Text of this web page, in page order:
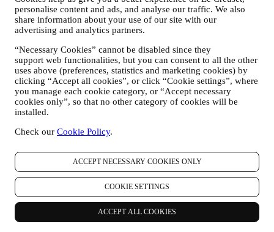
personalise content and ads, and analyse our traffic. We also
share information about your use of our site with our
advertising and analytics partners.
“Necessary Cookies” cannot be disabled since they
support web functionalities, but you can consent to all the other
uses above (preferences, statistics and marketing cookies) by
clicking “Accept all cookies”, or click “Cookie settings”, where
you manage each cookie category, or “Accept necessary
cookies only”, so that no other category of cookies will be
installed.
Check our Cookie Policy.
ACCEPT NECESSARY COOKIES ONLY
COOKIE SETTINGS
ACCEPT ALL COOKIES
esercitata nei momenti in cui i dati personali vengono raccolti
spuntando la casella di controllo appropriata.
comunicazioni di marketing e dei nostri aggiornamenti in qualsiasi
momento, gratuitamente, attraverso le modalità presenti nelle
comunicazioni stesse (ad esempio, cliccando sul pulsante
“Unsubscribe” (Annulla iscrizione) in fondo a qualsiasi newsletter.
Se desiderate interrompere qualsiasi delle nostre attività di
marketing, potete inviarci un’email all’indirizzo
privacy@lecreuset.com
annullamento dell’iscrizione il prima possibile, ma in alcune
circostanze potreste continuare a ricevere qualche messaggio prima
che la vostra richiesta di annullamento venga interamente elaborata.
Non trasmettiamo o vendiamo i vostri dati di contatto e altri dati
personali ad altre società per i loro scopi di marketing.
v. RINVIARE PUBBLICITÀ MIRATA/PERSONALIZZARE LE